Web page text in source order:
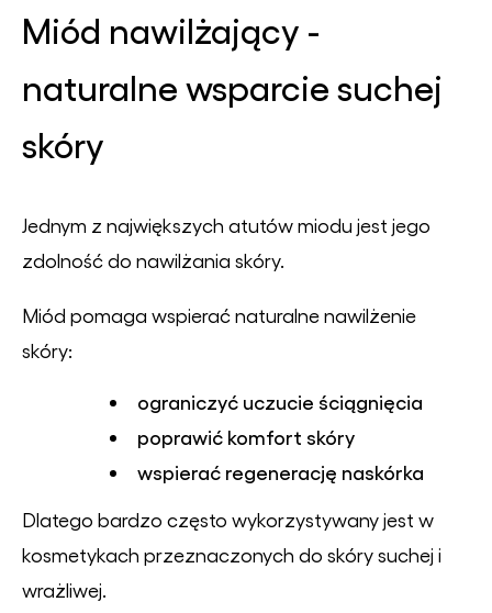
Miód nawilżający -
naturalne wsparcie suchej
skóry
Jednym z największych atutów miodu jest jego
zdolność do nawilżania skóry.
Miód pomaga wspierać naturalne nawilżenie
skóry:
ograniczyć uczucie ściągnięcia
poprawić komfort skóry
wspierać regenerację naskórka
Dlatego bardzo często wykorzystywany jest w
kosmetykach przeznaczonych do skóry suchej i
wrażliwej.